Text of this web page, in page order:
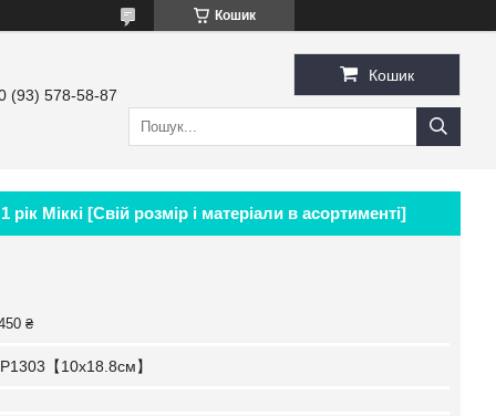
Кошик
(93) 578-58-87
Кошик
Міккі [Свій розмір і матеріали в асортименті]
₴
【10x18.8см】